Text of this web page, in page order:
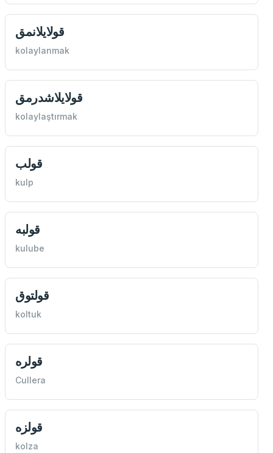
قولايلانمق
kolaylanmak
قولايلاشدرمق
kolaylaştırmak
قولب
kulp
قولبه
kulube
قولتوق
koltuk
قولره
Cullera
قولزه
kolza